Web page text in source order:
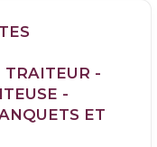
TRAITEUR -
-
ET